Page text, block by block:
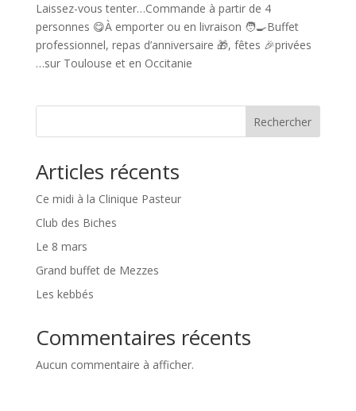
Laissez-vous tenter…Commande à partir de 4
personnes 😋À emporter ou en livraison 🧑‍🍳Buffet
professionnel, repas d’anniversaire 🎁, fêtes 🎉privées
…sur Toulouse et en Occitanie
Rechercher
Articles récents
Ce midi à la Clinique Pasteur
Club des Biches
Le 8 mars
Grand buffet de Mezzes
Les kebbés
Commentaires récents
Aucun commentaire à afficher.